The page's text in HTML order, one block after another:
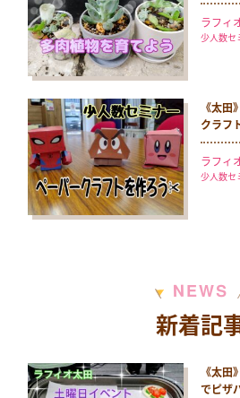
ラフィ
少人数セ
《太
クラフ
ラフィ
少人数セ
NEWS
新着記
《太
でピザ